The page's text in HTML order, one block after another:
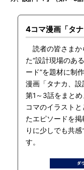
4コマ漫画「タ
読者の皆さまか
た“設計現場のあ
ード”を題材に制
漫画「タナカ、設
第1～3話をまと
コマのイラスト
たエピソードを
りに少しでも共
す。